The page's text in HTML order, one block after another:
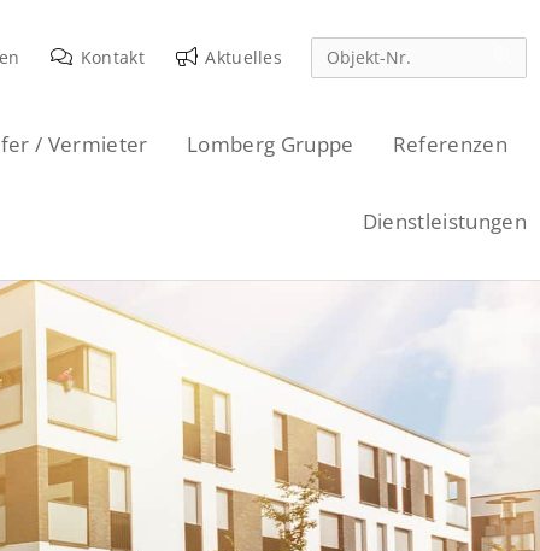
Kontakt Aktuelles
/ Vermieter Lomberg Gruppe Referenzen
Dienstleistungen